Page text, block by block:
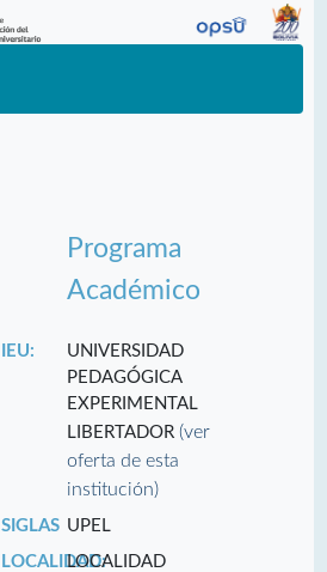
Programa
Académico
IEU:
UNIVERSIDAD
PEDAGÓGICA
EXPERIMENTAL
LIBERTADOR(ver
oferta de esta
institución)
SIGLAS UPEL
LOCALIDAD:LOCALIDAD